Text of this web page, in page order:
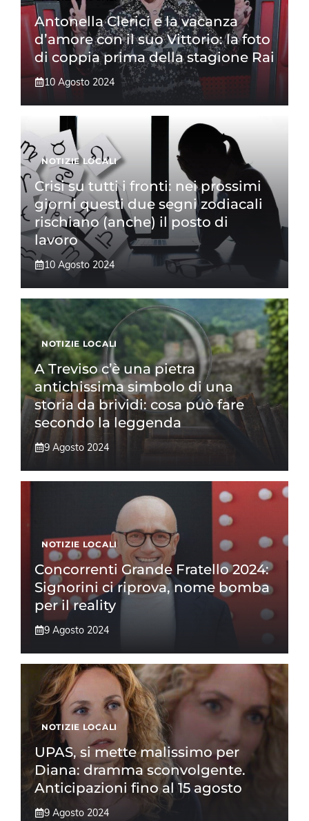
Antonella Clerici e la vacanza
d’amore con il suo Vittorio: la foto
di coppia prima della stagione Rai
10 Agosto 2024
NOTIZIE LOCALI
Crisi su tutti i fronti: nei prossimi
giorni questi due segni zodiacali
rischiano (anche) il posto di
lavoro
10 Agosto 2024
NOTIZIE LOCALI
A Treviso c’è una pietra
antichissima simbolo di una
storia da brividi: cosa può fare
secondo la leggenda
9 Agosto 2024
NOTIZIE LOCALI
Concorrenti Grande Fratello 2024:
Signorini ci riprova, nome bomba
per il reality
9 Agosto 2024
NOTIZIE LOCALI
UPAS, si mette malissimo per
Diana: dramma sconvolgente.
Anticipazioni fino al 15 agosto
9 Agosto 2024